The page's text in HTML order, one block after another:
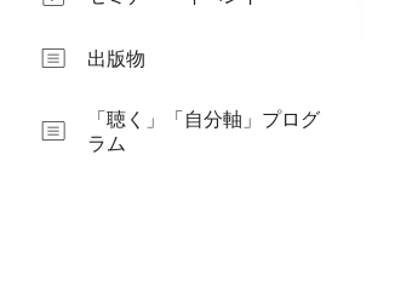
出版物
「聴く」「自分軸」プログ
ラム